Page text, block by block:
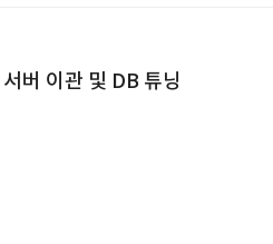
버 이관 및 DB 튜닝